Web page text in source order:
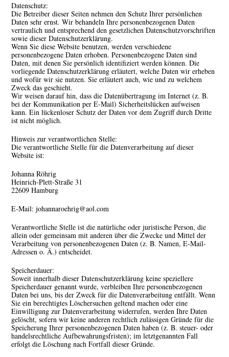
Datenschutz:
Die Betreiber dieser Seiten nehmen den Schutz Ihrer persönlichen
Daten sehr ernst. Wir behandeln Ihre personenbezogenen Daten
vertraulich und entsprechend den gesetzlichen Datenschutzvorschriften
sowie dieser Datenschutzerklärung.
Wenn Sie diese Website benutzen, werden verschiedene
personenbezogene Daten erhoben. Personenbezogene Daten sind
Daten, mit denen Sie persönlich identifiziert werden können. Die
vorliegende Datenschutzerklärung erläutert, welche Daten wir erheben
und wofür wir sie nutzen. Sie erläutert auch, wie und zu welchem
Zweck das geschieht.
Wir weisen darauf hin, dass die Datenübertragung im Internet (z. B.
bei der Kommunikation per E-Mail) Sicherheitslücken aufweisen
kann. Ein lückenloser Schutz der Daten vor dem Zugriff durch Dritte
ist nicht möglich.
Hinweis zur verantwortlichen Stelle:
Die verantwortliche Stelle für die Datenverarbeitung auf dieser
Website ist:
Johanna Röhrig
Heinrich-Plett-Straße 31
22609 Hamburg
E-Mail: johannaroehrig@aol.com
Verantwortliche Stelle ist die natürliche oder juristische Person, die
allein oder gemeinsam mit anderen über die Zwecke und Mittel der
Verarbeitung von personenbezogenen Daten (z. B. Namen, E-Mail-
Adressen o. Ä.) entscheidet.
Speicherdauer:
Soweit innerhalb dieser Datenschutzerklärung keine speziellere
Speicherdauer genannt wurde, verbleiben Ihre personenbezogenen
Daten bei uns, bis der Zweck für die Datenverarbeitung entfällt. Wenn
Sie ein berechtigtes Löschersuchen geltend machen oder eine
Einwilligung zur Datenverarbeitung widerrufen, werden Ihre Daten
gelöscht, sofern wir keine anderen rechtlich zulässigen Gründe für die
Speicherung Ihrer personenbezogenen Daten haben (z. B. steuer- oder
handelsrechtliche Aufbewahrungsfristen); im letztgenannten Fall
erfolgt die Löschung nach Fortfall dieser Gründe.